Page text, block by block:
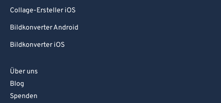
Collage-Ersteller iOS
Bildkonverter Android
Bildkonverter iOS
Über uns
Blog
Spenden